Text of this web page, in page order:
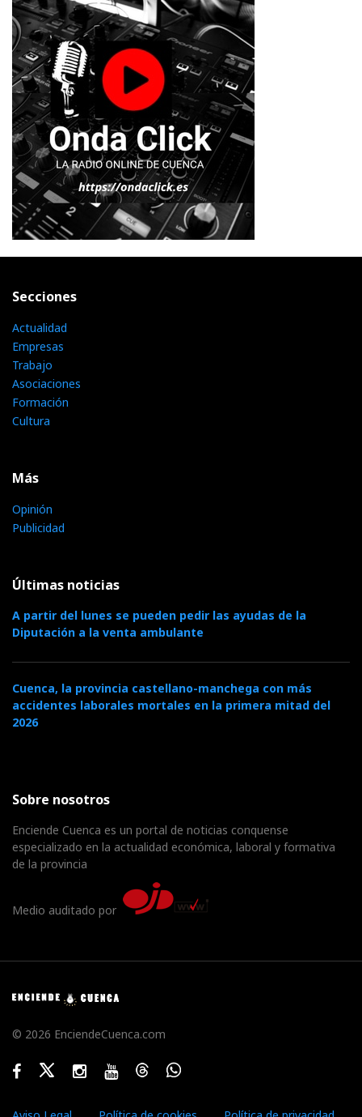
Secciones
Actualidad
Empresas
Trabajo
Asociaciones
Formación
Cultura
Más
Opinión
Publicidad
Últimas noticias
A partir del lunes se pueden pedir las ayudas de la
Diputación a la venta ambulante
Cuenca, la provincia castellano-manchega con más
accidentes laborales mortales en la primera mitad del
2026
Sobre nosotros
Enciende Cuenca es un portal de noticias conquense
especializado en la actualidad económica, laboral y formativa
de la provincia
Medio auditado por
© 2026 EnciendeCuenca.com
FacebookTwitterInstagramYoutubeThreadsWhatsApp